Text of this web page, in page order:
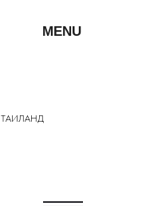
MENU
ТАИЛАНД